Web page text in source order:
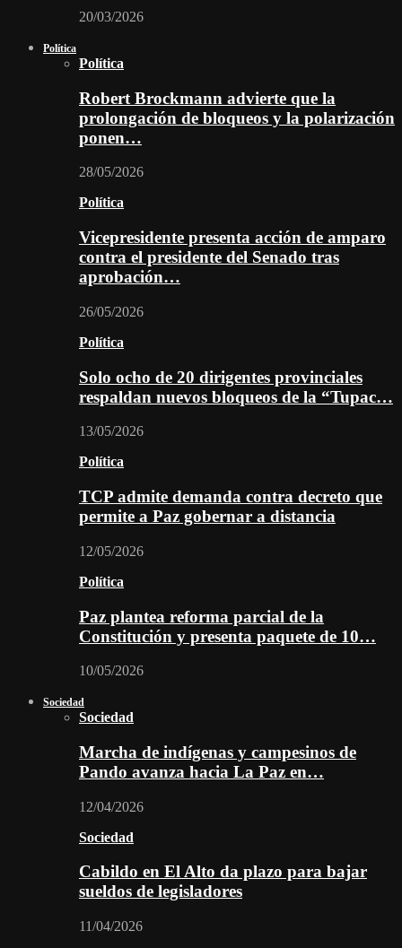
20/03/2026
Política
Política
Robert Brockmann advierte que la
prolongación de bloqueos y la polarización
ponen…
28/05/2026
Política
Vicepresidente presenta acción de amparo
contra el presidente del Senado tras
aprobación…
26/05/2026
Política
Solo ocho de 20 dirigentes provinciales
respaldan nuevos bloqueos de la “Tupac…
13/05/2026
Política
TCP admite demanda contra decreto que
permite a Paz gobernar a distancia
12/05/2026
Política
Paz plantea reforma parcial de la
Constitución y presenta paquete de 10…
10/05/2026
Sociedad
Sociedad
Marcha de indígenas y campesinos de
Pando avanza hacia La Paz en…
12/04/2026
Sociedad
Cabildo en El Alto da plazo para bajar
sueldos de legisladores
11/04/2026